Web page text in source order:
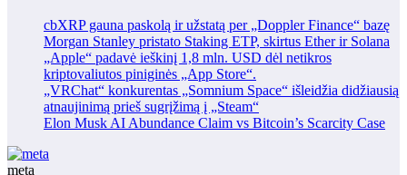
cbXRP gauna paskolą ir užstatą per „Doppler Finance“ bazę
Morgan Stanley pristato Staking ETP, skirtus Ether ir Solana
„Apple“ padavė ieškinį 1,8 mln. USD dėl netikros
kriptovaliutos piniginės „App Store“.
„VRChat“ konkurentas „Somnium Space“ išleidžia didžiausią
atnaujinimą prieš sugrįžimą į „Steam“
Elon Musk AI Abundance Claim vs Bitcoin’s Scarcity Case
meta